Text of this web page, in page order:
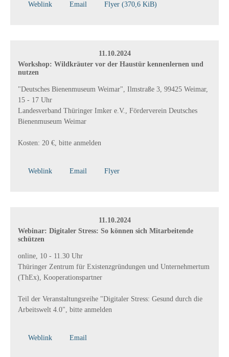
Weblink Email Flyer (370,6 KiB)
11.10.2024
Workshop: Wildkräuter vor der Haustür kennenlernen und
nutzen
"Deutsches Bienenmuseum Weimar", Ilmstraße 3, 99425 Weimar,
15 - 17 Uhr
Landesverband Thüringer Imker e.V., Förderverein Deutsches
Bienenmuseum Weimar
Kosten: 20 €, bitte anmelden
Weblink Email Flyer
11.10.2024
Webinar: Digitaler Stress: So können sich Mitarbeitende
schützen
online, 10 - 11.30 Uhr
Thüringer Zentrum für Existenzgründungen und Unternehmertum
(ThEx), Kooperationspartner
Teil der Veranstaltungsreihe "Digitaler Stress: Gesund durch die
Arbeitswelt 4.0", bitte anmelden
Weblink Email